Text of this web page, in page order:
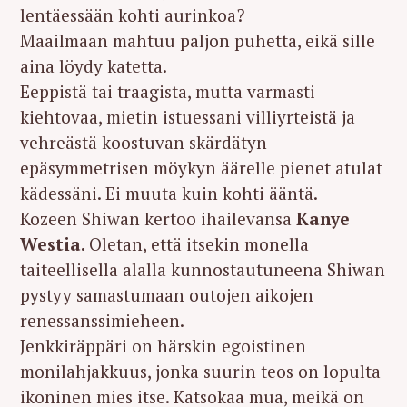
lentäessään kohti aurinkoa?
Maailmaan mahtuu paljon puhetta, eikä sille
aina löydy katetta.
Eeppistä tai traagista, mutta varmasti
kiehtovaa, mietin istuessani villiyrteistä ja
vehreästä koostuvan skärdätyn
epäsymmetrisen möykyn äärelle pienet atulat
kädessäni. Ei muuta kuin kohti ääntä.
Kozeen Shiwan kertoo ihailevansa Kanye
Westia. Oletan, että itsekin monella
taiteellisella alalla kunnostautuneena Shiwan
pystyy samastumaan outojen aikojen
renessanssimieheen.
Jenkkiräppäri on härskin egoistinen
monilahjakkuus, jonka suurin teos on lopulta
ikoninen mies itse. Katsokaa mua, meikä on